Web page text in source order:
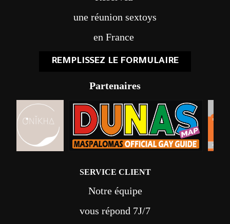
une réunion sextoys
en France
REMPLISSEZ LE FORMULAIRE
Partenaires
SERVICE CLIENT
Notre équipe
vous répond 7J/7